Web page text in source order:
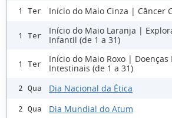
1 Ter Início do Maio Cinza | Câncer
1 Ter
Início do Maio Laranja |
Infantil (de 1 a 31)
1 Ter
Início do Maio Roxo |
Intestinais (de 1 a 31)
2 Qua Dia Nacional da Ética
2 Qua Dia Mundial do Atum